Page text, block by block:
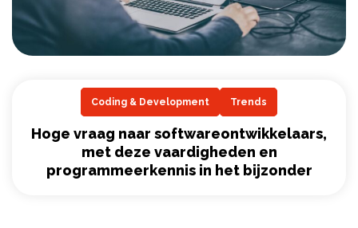
Coding & Development Trends
Hoge vraag naar softwareontwikkelaars,
met deze vaardigheden en
programmeerkennis in het bijzonder